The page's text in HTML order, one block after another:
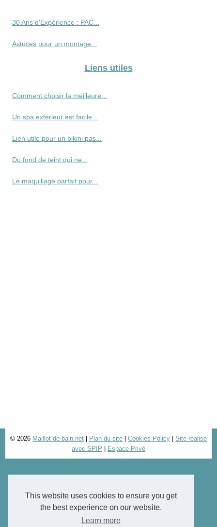
This website uses cookies to ensure you get
the best experience on our website.
Learn more
30 Ans d'Expérience : PAC...
Astuces pour un montage...
Liens utiles
Comment choisir la meilleure...
Un spa extérieur est facile...
Lien utile pour un bikini pas...
Du fond de teint qui ne...
Le maquillage parfait pour...
© 2026 Maillot-de-bain.net Plan du site Cookies Policy
Site réalisé
avec SPIP
Espace Privé